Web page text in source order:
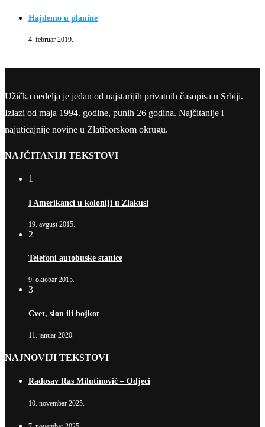
Hajdemo u planine
4. februar 2019.
Užička nedelja je jedan od najstarijih privatnih časopisa u Srbiji.
Izlazi od maja 1994. godine, punih 26 godina. Najčitanije i
najuticajnije novine u Zlatiborskom okrugu.
NAJČITANIJI TEKSTOVI
1
I Amerikanci u koloniji u Zlakusi
19. avgust 2015.
2
Telefoni autobuske stanice
9. oktobar 2015.
3
Cvet, slon ili bojkot
11. januar 2020.
NAJNOVIJI TEKSTOVI
Radosav Ras Milutinović – Odjeci
10. novembar 2025.